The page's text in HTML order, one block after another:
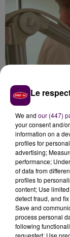
TROIS
DOTÉE
Guillaume
du troisième
réalisée dans
l’une des
insuffisanteou
soins"puis
Selon l’auteur,
Le
We and our (447)
your consent and/
information on a
profiles for
advertising;
performance;
of data from
profiles to
content; Use
detect fraud, and
Save and
process personal
following
requested; Use